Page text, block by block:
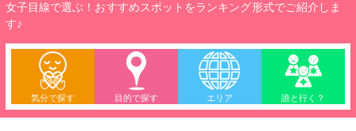
女子目線で選ぶ！おすすめスポットをランキング形式でご紹介しま
す♪
気分で探す 目的で探す エリア 誰と行く？